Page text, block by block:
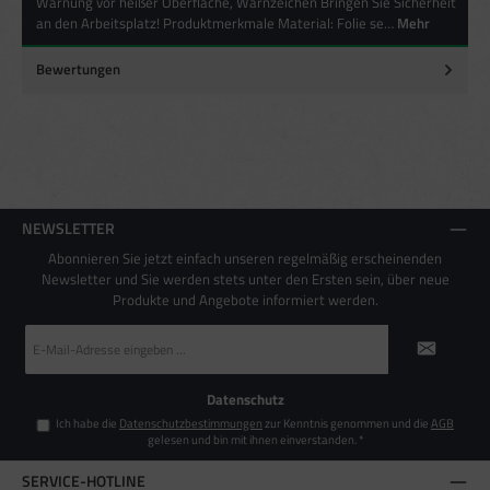
an den Arbeitsplatz! Produktmerkmale Material: Folie se… Mehr
Bewertungen
NEWSLETTER
Abonnieren Sie jetzt einfach unseren regelmäßig erscheinenden
Newsletter und Sie werden stets unter den Ersten sein, über neue
Produkte und Angebote informiert werden.
Mail-
*
Datenschutz
Ich habe die Datenschutzbestimmungenzur Kenntnis genommen und dieAGB
gelesen und bin mit ihnen einverstanden.*
SERVICE-HOTLINE
Verwendung genauer Standortdaten